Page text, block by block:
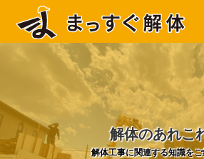
解体のあれこ
解体工事に関連する知識を